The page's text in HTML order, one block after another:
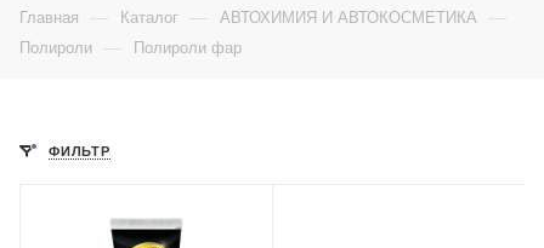
Главная — Каталог — АВТОХИМИЯ И АВТОКОСМЕТИКА —
Полироли — Полироли фар
ФИЛЬТР